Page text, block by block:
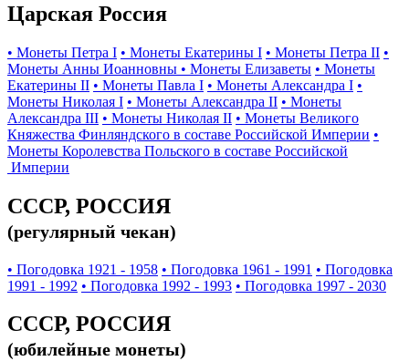
Царская Россия
• Монеты Петра I • Монеты Екатерины I • Монеты Петра II •
Монеты Анны Иоанновны • Монеты Елизаветы • Монеты
Екатерины II • Монеты Павла I • Монеты Александра I •
Монеты Николая I • Монеты Александра II • Монеты
Александра III • Монеты Николая II • Монеты Великого
Княжества Финляндского в составе Российской Империи •
Монеты Королевства Польского в составе Российской
Империи
СССР, РОССИЯ
(регулярный чекан)
• Погодовка 1921 - 1958 • Погодовка 1961 - 1991 • Погодовка
1991 - 1992 • Погодовка 1992 - 1993 • Погодовка 1997 - 2030
СССР, РОССИЯ
(юбилейные монеты)